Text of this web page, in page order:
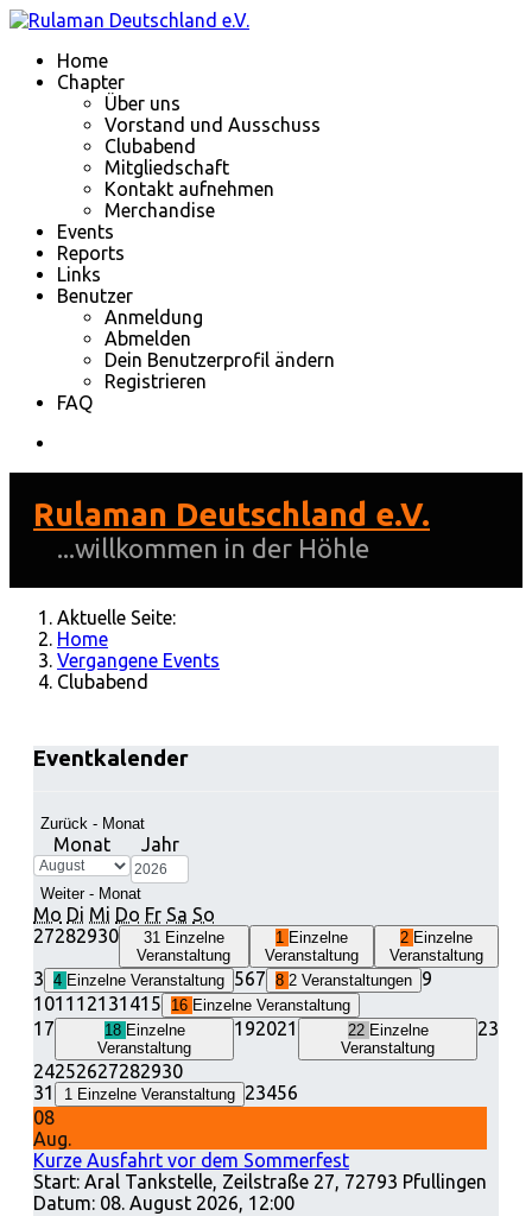
Home
Chapter
Über uns
Vorstand und Ausschuss
Clubabend
Mitgliedschaft
Kontakt aufnehmen
Merchandise
Events
Reports
Links
Benutzer
Anmeldung
Abmelden
Dein Benutzerprofil ändern
Registrieren
FAQ
Rulaman Deutschland e.V.
...willkommen in der Höhle
Aktuelle Seite:
Home
Vergangene Events
Clubabend
Eventkalender
Zurück - Monat
Monat Jahr
Weiter - Monat
Mo Di Mi Do Fr Sa So
27282930 31 Einzelne
Veranstaltung
1 Einzelne
Veranstaltung
2 Einzelne
Veranstaltung
3 4 Einzelne Veranstaltung 567 8 2 Veranstaltungen 9
1011 12131415 16 Einzelne Veranstaltung
17 18 Einzelne
Veranstaltung
192021 22 Einzelne
Veranstaltung
23
24252627282930
31
1 Einzelne Veranstaltung 23456
08
Aug.
Kurze Ausfahrt vor dem Sommerfest
Start: Aral Tankstelle, Zeilstraße 27, 72793 Pfullingen
Datum: 08. August 2026, 12:00